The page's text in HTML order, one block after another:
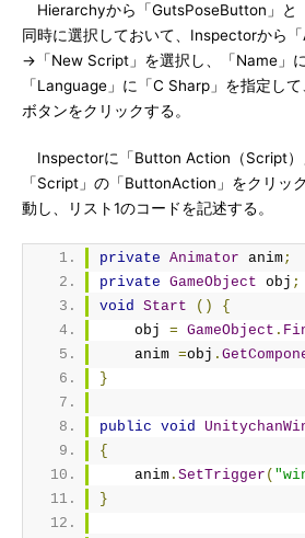
Hierarchyから「GutsPoseButton」と
同時に選択しておいて、Inspectorから「
→「New Script」を選択し、「Name」
「Language」に「C Sharp」を指定し
ボタンをクリックする。
Inspectorに「Button Action（Script）
「Script」の「ButtonAction」をクリッ
動し、リスト1のコードを記述する。
private Animator anim;
private GameObject obj ;
void Start ()
{
    obj
= GameObject .
    anim
=obj .
}
public void
{
    anim
. SetTrigger (
}